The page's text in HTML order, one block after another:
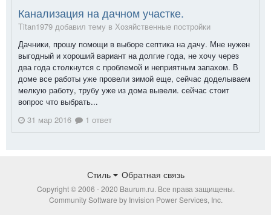
Канализация на дачном участке.
Titan1979 добавил тему в Хозяйственные постройки
Дачники, прошу помощи в выборе септика на дачу. Мне нужен
выгодный и хороший вариант на долгие года, не хочу через
два года столкнутся с проблемой и неприятным запахом. В
доме все работы уже провели зимой еще, сейчас доделываем
мелкую работу, трубу уже из дома вывели. сейчас стоит
вопрос что выбрать...
31 мар 2016
1 ответ
Стиль Обратная связь
Copyright © 2006 - 2020 Baurum.ru. Все права защищены.
Community Software by Invision Power Services, Inc.